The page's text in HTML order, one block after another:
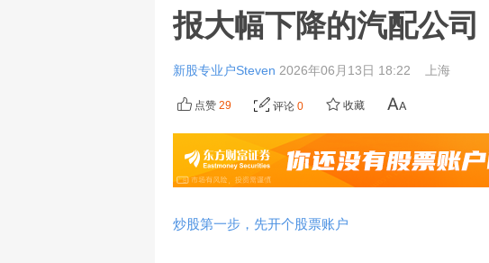
报大幅下降的汽配公司
新股专业户Steven 2026年06月13日 18:22 上海
点赞 29 评论 0 收藏
炒股第一步，先开个股票账户